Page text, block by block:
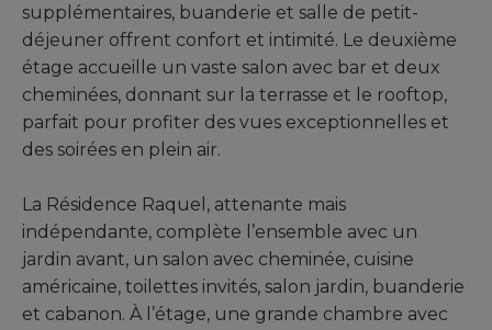
supplémentaires, buanderie et salle de petit-
déjeuner offrent confort et intimité. Le deuxième
étage accueille un vaste salon avec bar et deux
cheminées, donnant sur la terrasse et le rooftop,
parfait pour profiter des vues exceptionnelles et
des soirées en plein air.
La Résidence Raquel, attenante mais
indépendante, complète l’ensemble avec un
jardin avant, un salon avec cheminée, cuisine
américaine, toilettes invités, salon jardin, buanderie
et cabanon. À l’étage, une grande chambre avec